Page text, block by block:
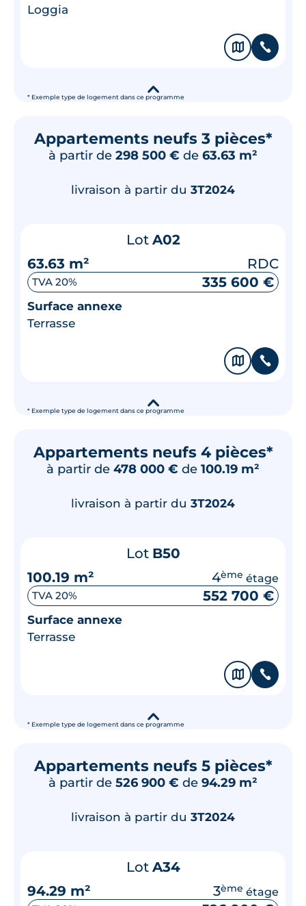
* Exemple type de logement dans ce programme
Loggia
🗞 📞
▾
Appartements neufs 3 pièces*
à partir de 298 500 € de 63.63 m²
* Exemple type de logement dans ce programme
livraison à partir du 3T2024
Lot A02
63.63 m²
RDC
TVA 20% 335 600 €
Surface annexe
Terrasse
🗞 📞
▾
Appartements neufs 4 pièces*
à partir de 478 000 € de 100.19 m²
* Exemple type de logement dans ce programme
livraison à partir du 3T2024
Lot B50
100.19 m²
4ème étage
TVA 20% 552 700 €
Surface annexe
Terrasse
🗞 📞
▾
Appartements neufs 5 pièces*
à partir de 526 900 € de 94.29 m²
livraison à partir du 3T2024
Lot A34
94.29 m²
3ème étage